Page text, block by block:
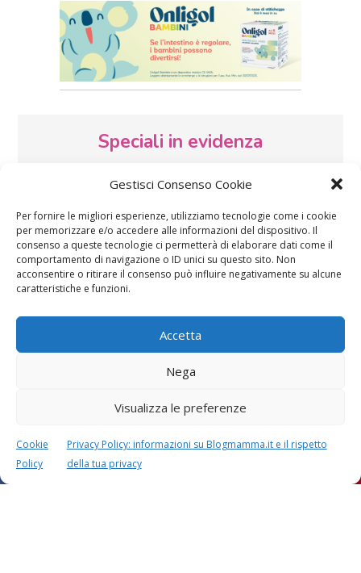
Gestisci Consenso Cookie
Per fornire le migliori esperienze, utilizziamo tecnologie come i cookie
per memorizzare e/o accedere alle informazioni del dispositivo. Il
consenso a queste tecnologie ci permetterà di elaborare dati come il
comportamento di navigazione o ID unici su questo sito. Non
acconsentire o ritirare il consenso può influire negativamente su alcune
caratteristiche e funzioni.
Accetta
Nega
Visualizza le preferenze
Cookie
Policy
Privacy Policy: informazioni su Blogmamma.it e il rispetto
della tua privacy
Speciali in evidenza
Vaccini SOS Pediatra
Festa della mamma:
d’auguri, filastrocche
Le settimane di